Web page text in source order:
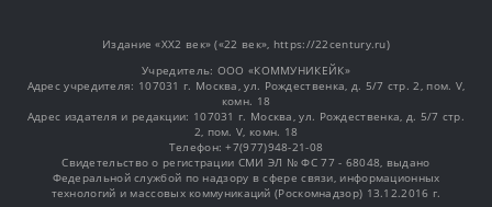
Издание «XX2 век» («22 век», https://22century.ru)
Учредитель: OOO «КОММУНИКЕЙК»
Адрес учредителя: 107031 г. Москва, ул. Рождественка, д. 5/7 стр. 2, пом. V,
комн. 18
Адрес издателя и редакции: 107031 г. Москва, ул. Рождественка, д. 5/7 стр.
2, пом. V, комн. 18
Телефон: +7(977)948-21-08
Свидетельство о регистрации СМИ ЭЛ № ФС 77 - 68048, выдано
Федеральной службой по надзору в сфере связи, информационных
технологий и массовых коммуникаций (Роскомнадзор) 13.12.2016 г.